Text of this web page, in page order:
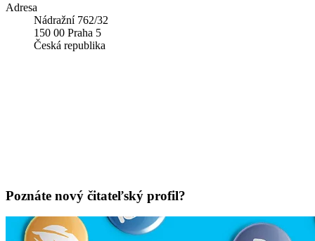
Adresa
Nádražní 762/32
150 00 Praha 5
Česká republika
Poznáte nový čitateľský profil?